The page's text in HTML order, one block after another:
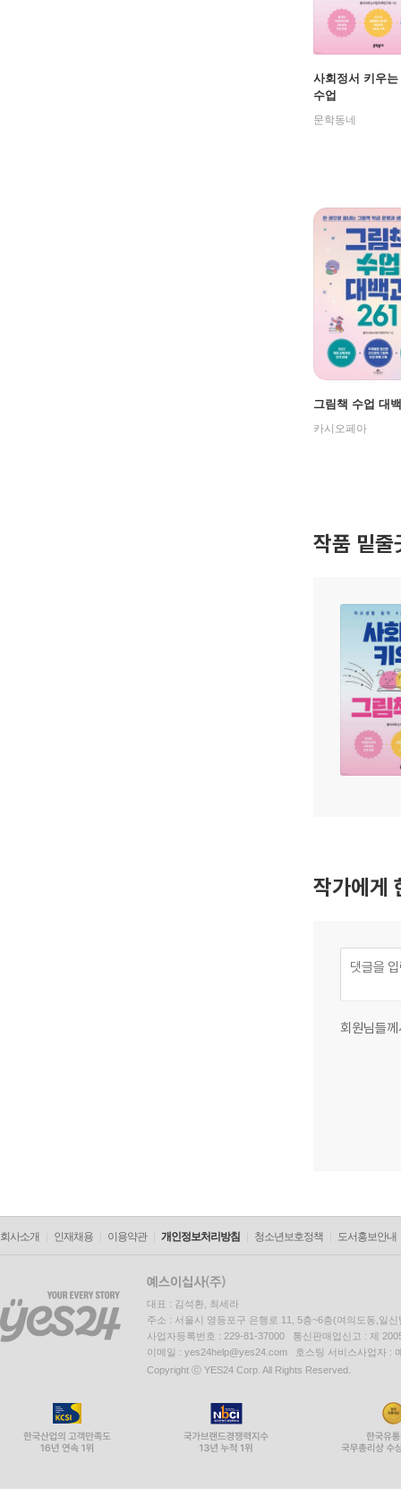
사회정서 키우
수업
문학동네
그림책 수업 대
카시오페아
작품 밑줄
작가에게
회원님들
회사소개 인재채용 이용약관 개인정보처리방침 청소년보호정책 도서홍보안내
대표 : 김석환, 최세라
주소 : 서울시 영등포구 은행로 11, 5층~6층(여의도동,일신
사업자등록번호 : 229-81-37000 통신판매업신고 : 제
이메일 : yes24help@yes24.com 호스팅 서비스사업자 :
Copyright ⓒ YES24 Corp. All Rights Reserved.